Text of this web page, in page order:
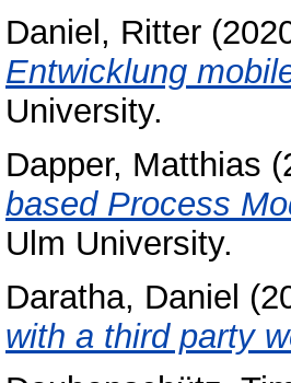
Daniel, Ritter
Entwicklung
University.
Dapper, Matthias
based Process
Ulm University.
Daratha, Daniel
with a third party